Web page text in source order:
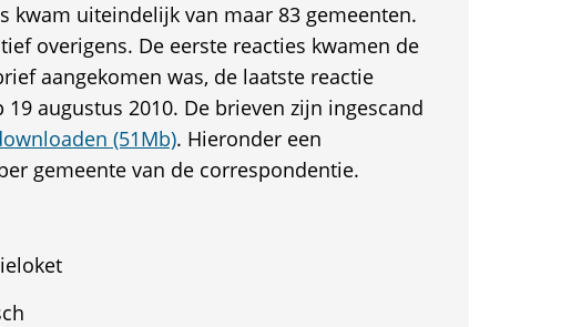
kwam uiteindelijk van maar 83 gemeenten.
overigens. De eerste reacties kwamen de
aangekomen was, de laatste reactie
19 augustus 2010. De brieven zijn ingescand
(51Mb). Hieronder een
gemeente van de correspondentie.